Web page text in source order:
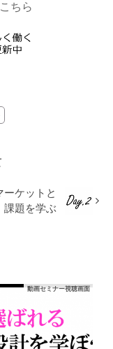
ちら
ケットと
課題を学ぶ
動画セミナー視聴画面